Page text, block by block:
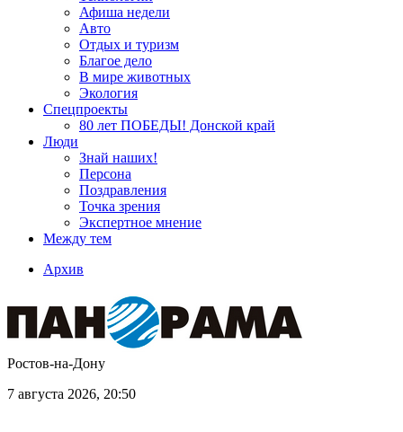
Афиша недели
Авто
Отдых и туризм
Благое дело
В мире животных
Экология
Спецпроекты
80 лет ПОБЕДЫ! Донской край
Люди
Знай наших!
Персона
Поздравления
Точка зрения
Экспертное мнение
Между тем
Архив
Ростов-на-Дону
7 августа 2026, 20:50